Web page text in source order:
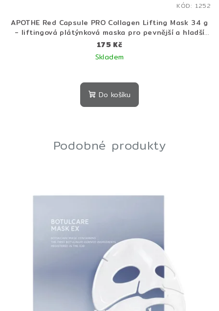
APOTHE Red Capsule PRO Collagen Lifting Mask 34 g
- liftingová plátýnková maska pro pevnější a hladší
pleť
175 Kč
Skladem
Do košíku
KÓD: 1252
Podobné produkty